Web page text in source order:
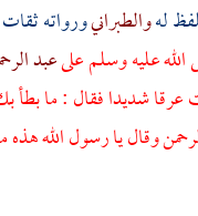
لهوالطبرانيورواته
عليه وسلم علىعبد
شديدا فقال : ما بطأ
وقال يا رسول الله هذه